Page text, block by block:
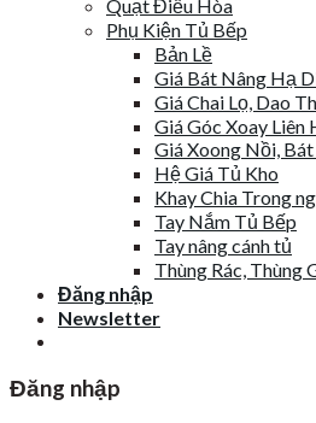
Quạt Điều Hòa
Phụ Kiện Tủ Bếp
Bản Lề
Giá Bát Nâng Hạ
Giá Chai Lọ, Dao
Giá Góc Xoay Liên
Giá Xoong Nồi,
Hệ Giá Tủ Kho
Khay Chia Trong
Tay Nắm Tủ Bếp
Tay nâng cánh tủ
Thùng Rác, Thùng
Đăng nhập
Newsletter
Đăng nhập